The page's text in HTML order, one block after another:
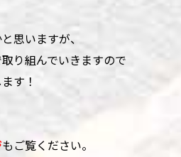
思いますが、
り組んでいきますので
す！
もご覧ください。